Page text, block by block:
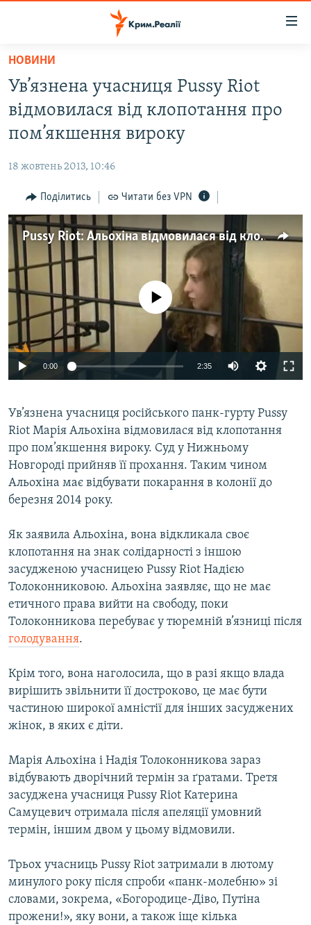
Перейти
основного
матеріалу
Перейти
до
основної
Перейти
до
пошуку
НОВИНИ
ВІДЕО ТА ФОТО
БЛОГИ
ПОГЛЯД
ІНТЕРВ'Ю
ВСЕ ЗА ДЕНЬ
СПЕЦПРОЕКТИ
ДЕПОРТАЦІЯ
ВІДЕОУРОКИ «ELIFBE»
СВІДЧЕННЯ ОКУПАЦІЇ
УКРАЇНСЬКА ПРОБЛЕМА КРИМУ
ЯК ОБІЙТИ БЛОКУВАННЯ
Русский
Qırımtatar
Усі сайти RFE/RL
НОВИНИ
Ув’язнена учасниця Pussy Riot
відмовилася від клопотання про
пом’якшення вироку
18 жовтень 2013, 10:46
Поділитись Читати без VPN
Pussy Riot: Альохіна відмовилася від клопотання про пом’якшення вироку
No media source currently available
0:00 2:35
Ув’язнена учасниця російського панк-гурту Pussy
Riot Марія Альохіна відмовилася від клопотання
про пом’якшення вироку. Суд у Нижньому
Новгороді прийняв її прохання. Таким чином
Альохіна має відбувати покарання в колонії до
березня 2014 року.
Як заявила Альохіна, вона відкликала своє
клопотання на знак солідарності з іншою
засудженою учасницею Pussy Riot Надією
Толоконниковою. Альохіна заявляє, що не має
етичного права вийти на свободу, поки
Толоконникова перебуває у тюремній в’язниці після
голодування.
Крім того, вона наголосила, що в разі якщо влада
вирішить звільнити її достроково, це має бути
частиною широкої амністії для інших засуджених
жінок, в яких є діти.
Марія Альохіна і Надія Толоконникова зараз
відбувають дворічний термін за ґратами. Третя
засуджена учасниця Pussy Riot Катерина
Самуцевич отримала після апеляції умовний
термін, іншим двом у цьому відмовили.
Трьох учасниць Pussy Riot затримали в лютому
минулого року після спроби «панк-молебню» зі
словами, зокрема, «Богородице-Діво, Путіна
прожени!», яку вони, а також іще кілька